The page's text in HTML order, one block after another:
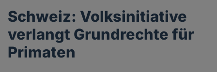
Schweiz: Volksinitiative
verlangt Grundrechte für
Primaten